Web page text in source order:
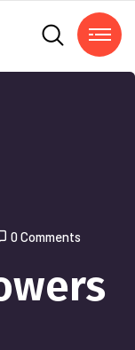
0 Comments